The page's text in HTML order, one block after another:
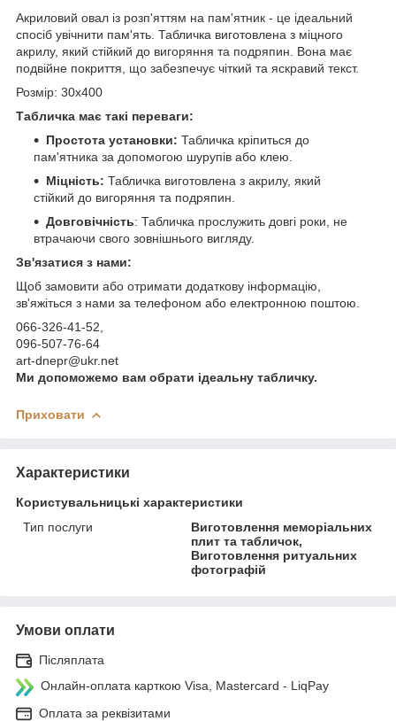
Акриловий овал із розп'яттям на пам'ятник - це ідеальний
спосіб увічнити пам'ять. Табличка виготовлена з міцного
акрилу, який стійкий до вигоряння та подряпин. Вона має
подвійне покриття, що забезпечує чіткий та яскравий текст.
Розмір: 30х400
Табличка має такі переваги:
Простота установки: Табличка кріпиться до
пам'ятника за допомогою шурупів або клею.
Міцність: Табличка виготовлена з акрилу, який
стійкий до вигоряння та подряпин.
Довговічність: Табличка прослужить довгі роки, не
втрачаючи свого зовнішнього вигляду.
Зв'язатися з нами:
Щоб замовити або отримати додаткову інформацію,
зв'яжіться з нами за телефоном або електронною поштою.
066-326-41-52,
096-507-76-64
art-dnepr@ukr.net
Ми допоможемо вам обрати ідеальну табличку.
Приховати
Характеристики
Користувальницькі характеристики
Тип послуги
Виготовлення меморіальних
плит та табличок,
Виготовлення ритуальних
фотографій
Умови оплати
Післяплата
Онлайн-оплата карткою Visa, Mastercard - LiqPay
Оплата за реквізитами